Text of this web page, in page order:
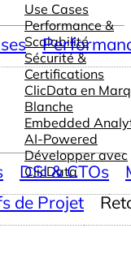
Use Cases
Performance &
Scalabilité
Sécurité &
Certifications
ClicData en
Blanche
Embedded
AI-Powered
Développer avec
ClicData
DSI & CTOs
de Projet